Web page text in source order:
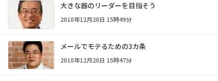
大きな器のリーダーを目指そう
2010年12月20日 15時49分
メールでモテるための3カ条
2010年12月20日 15時47分